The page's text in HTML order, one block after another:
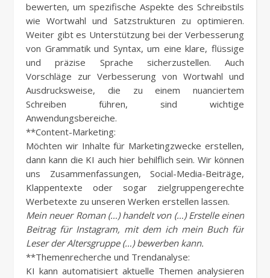
bewerten, um spezifische Aspekte des Schreibstils
wie Wortwahl und Satzstrukturen zu optimieren.
Weiter gibt es Unterstützung bei der Verbesserung
von Grammatik und Syntax, um eine klare, flüssige
und präzise Sprache sicherzustellen. Auch
Vorschläge zur Verbesserung von Wortwahl und
Ausdrucksweise, die zu einem nuanciertem
Schreiben führen, sind wichtige
Anwendungsbereiche.
**Content-Marketing:
Möchten wir Inhalte für Marketingzwecke erstellen,
dann kann die KI auch hier behilflich sein. Wir können
uns Zusammenfassungen, Social-Media-Beiträge,
Klappentexte oder sogar zielgruppengerechte
Werbetexte zu unseren Werken erstellen lassen.
Mein neuer Roman (…) handelt von (…) Erstelle einen
Beitrag für Instagram, mit dem ich mein Buch für
Leser der Altersgruppe (…) bewerben kann.
**Themenrecherche und Trendanalyse:
KI kann automatisiert aktuelle Themen analysieren